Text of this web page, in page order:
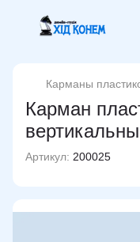
Карманы
Карман
Артикул: 200025